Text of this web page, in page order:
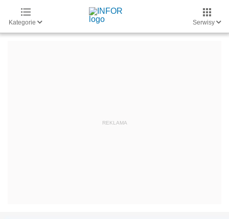
Kategorie Serwisy